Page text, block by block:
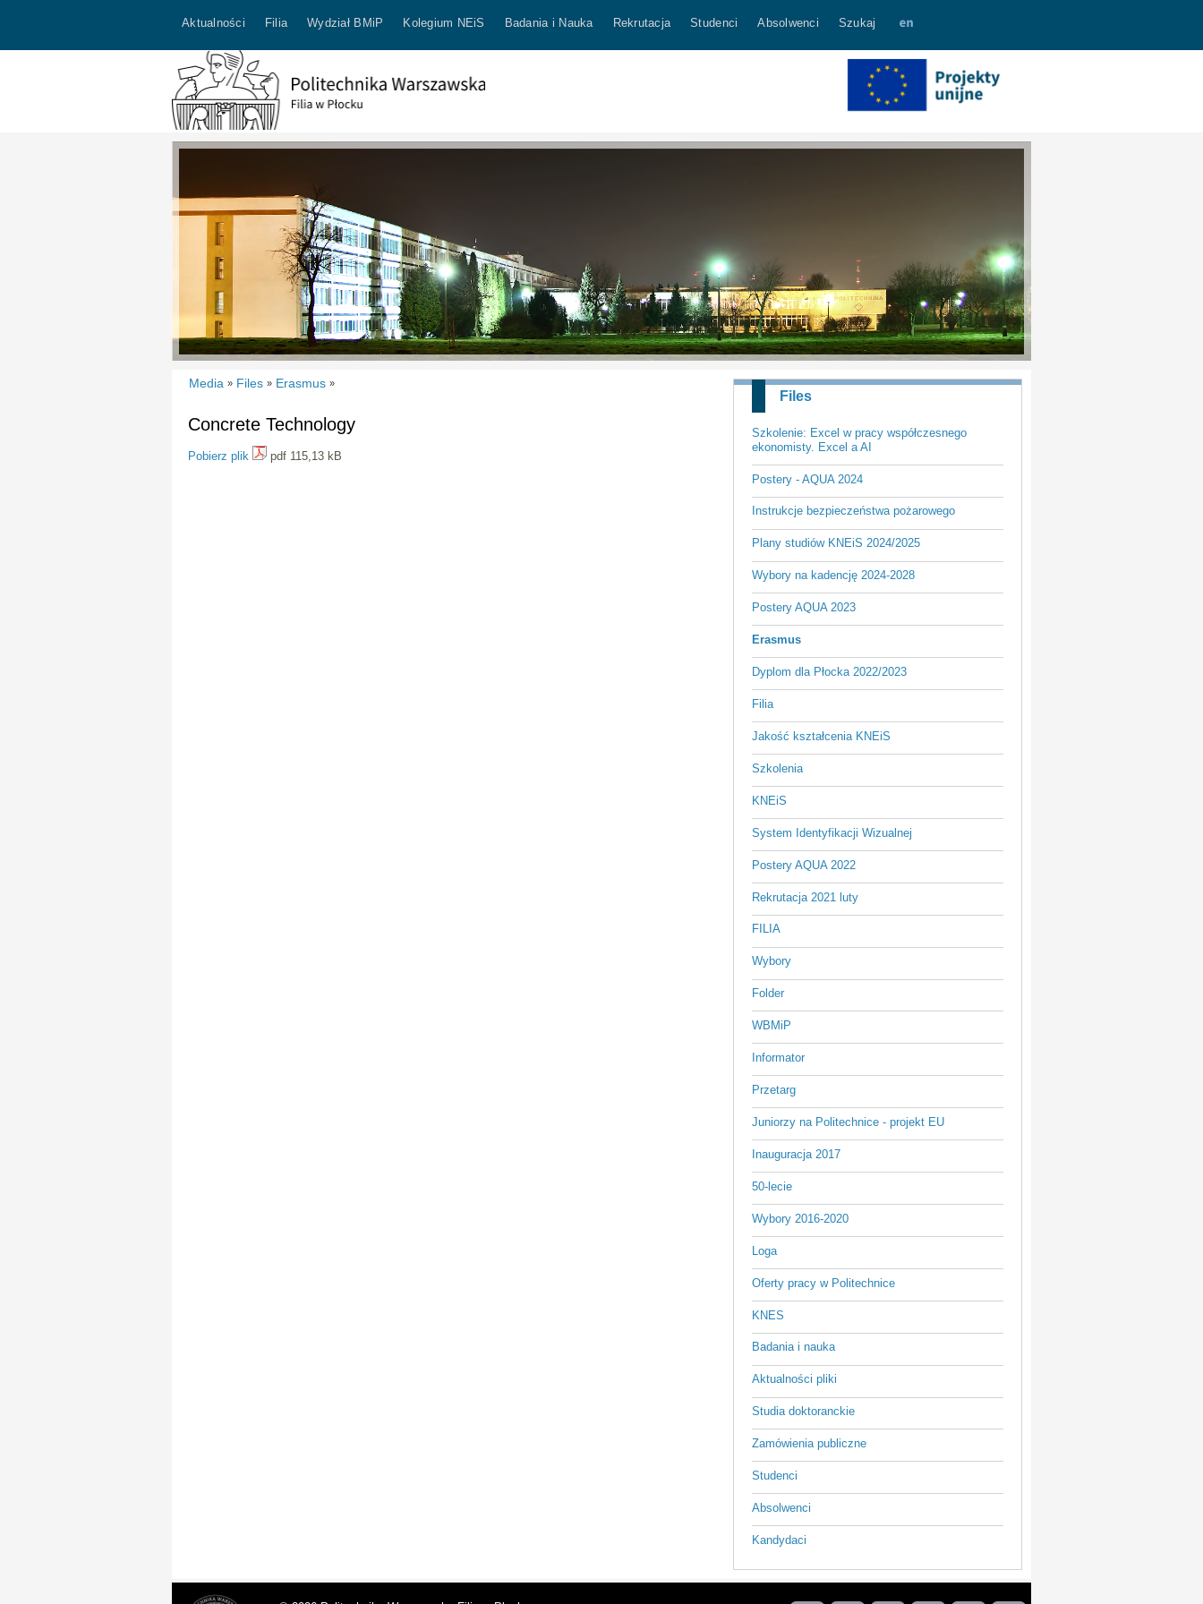
Aktualności Filia Wydział BMiP Kolegium NEiS Badania i Nauka Rekrutacja Studenci Absolwenci Szukaj
Files
Szkolenie: Excel w pracy współczesnego
ekonomisty. Excel a AI
Postery - AQUA 2024
Instrukcje bezpieczeństwa pożarowego
Plany studiów KNEiS 2024/2025
Wybory na kadencję 2024-2028
Postery AQUA 2023
Erasmus
Dyplom dla Płocka 2022/2023
Filia
Jakość kształcenia KNEiS
Szkolenia
KNEiS
System Identyfikacji Wizualnej
Postery AQUA 2022
Rekrutacja 2021 luty
FILIA
Wybory
Folder
WBMiP
Informator
Przetarg
Juniorzy na Politechnice - projekt EU
Inauguracja 2017
50-lecie
Wybory 2016-2020
Loga
Oferty pracy w Politechnice
KNES
Badania i nauka
Aktualności pliki
Studia doktoranckie
Zamówienia publiczne
Studenci
Absolwenci
Kandydaci
Media » Files » Erasmus »
Concrete Technology
Pobierz plik pdf 115,13 kB